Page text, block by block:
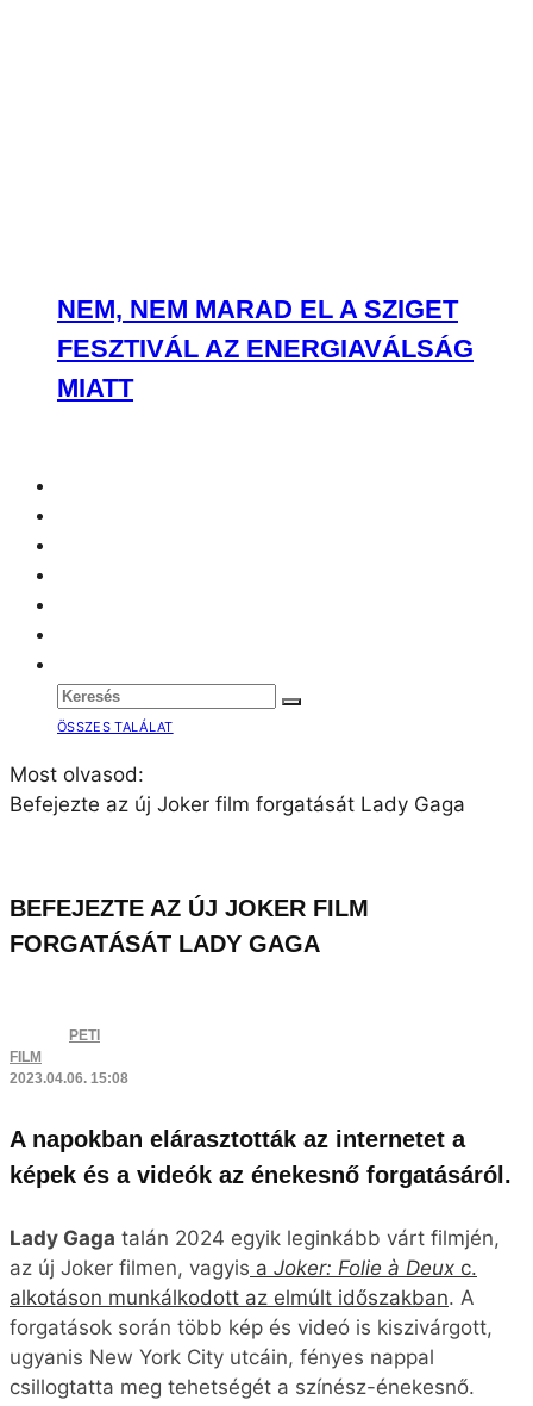
BEFEJEZTE AZ ÚJ JOKER FILM
FORGATÁSÁT LADY GAGA
PETI
FILM
2023.04.06. 15:08
képek és a videók az énekesnő forgatásáról.
alkotáson munkálkodott az elmúlt időszakban
forgatások során több kép és videó is kiszivárgott,
ugyanis New York City utcáin, fényes nappal
Most pedig vége lett a forgatásnak, ezt pedig új
képekkel ünnepelte meg a csapat.
A cselekményről egyelőre semmit sem tudni , bár a
már emlegetett forgatási képek és videók elég
árulkodóak: a lefolyt smink, a leterhelt arcmimika, egy
bíróság előtti jelenetre biztosan számíthatunk, illetve
egy hosszú lépcsőn is biztosan végigsétál majd a
végső verzióban.